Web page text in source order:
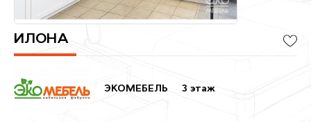
ИЛОНА
ЭКОМЕБЕЛЬ 3 этаж